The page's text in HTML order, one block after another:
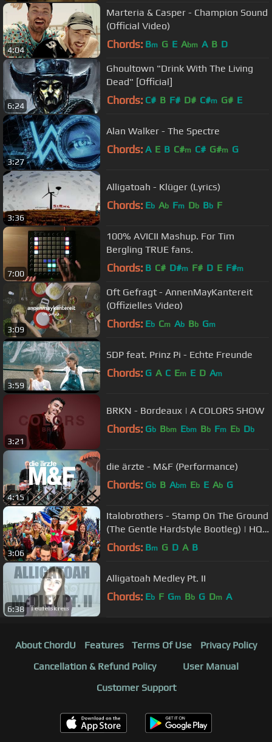
4:04
Marteria & Casper - Champion Sound
(Official Video)
Chords: Bm G E Abm A B D
6:24
Ghoultown "Drink With The Living
Dead" [Official]
Chords: C# B F# D# C#m G# E
3:27
Alan Walker - The Spectre
Chords: A E B C#m C# G#m G
3:36
Alligatoah - Klüger (Lyrics)
Chords: Eb Ab Fm Db Bb F
7:00
100% AVICII Mashup. For Tim
Bergling TRUE fans.
Chords: B C# D#m F# D E F#m
3:09
Oft Gefragt - AnnenMayKantereit
(Offizielles Video)
Chords: Eb Cm Ab Bb Gm
3:59
SDP feat. Prinz Pi - Echte Freunde
Chords: G A C Em E D Am
3:21
BRKN - Bordeaux | A COLORS SHOW
Chords: Gb Bbm Ebm Bb Fm Eb Db
4:15
die ärzte - M&F (Performance)
Chords: Gb B Abm Eb E Ab G
3:06
Italobrothers - Stamp On The Ground
(The Gentle Hardstyle Bootleg) | HQ
Videoclip
Chords: Bm G D A B
6:38
Alligatoah Medley Pt. II
Chords: Eb F Gm Bb G Dm A
About ChordU Features Terms Of Use
Privacy Policy
Cancellation & Refund Policy
User Manual
Customer Support